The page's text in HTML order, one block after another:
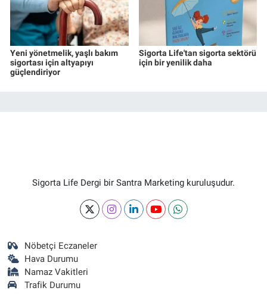
Yeni yönetmelik, yaşlı bakım
sigortası için altyapıyı
güçlendiriyor
Sigorta Life'tan sigorta sektörü
için bir yenilik daha
Sigorta Life Dergi bir Santra Marketing kuruluşudur.
Nöbetçi Eczaneler
Hava Durumu
Namaz Vakitleri
Trafik Durumu